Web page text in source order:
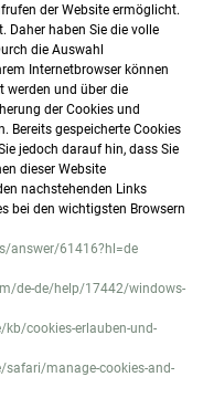
der Website ermöglicht.
Daher haben Sie die volle
die Auswahl
Internetbrowser können
werden und über die
der Cookies und
Bereits gespeicherte Cookies
jedoch darauf hin, dass Sie
dieser Website
nachstehenden Links
bei den wichtigsten Browsern
answer/61416?hl=de
de-de/help/17442/windows-
cookies-erlauben-und-
manage-cookies-and-